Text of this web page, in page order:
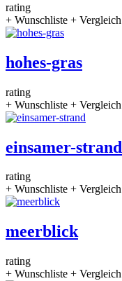
rating
+ Wunschliste + Vergleich
hohes-gras
rating
+ Wunschliste + Vergleich
einsamer-strand
rating
+ Wunschliste + Vergleich
meerblick
rating
+ Wunschliste + Vergleich